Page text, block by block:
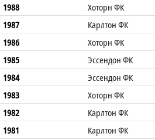
1988
Хоторн ФК
1987
Карлтон ФК
1986
Хоторн ФК
1985
Эссендон ФК
1984
Эссендон ФК
1983
Хоторн ФК
1982
Карлтон ФК
1981
Карлтон ФК